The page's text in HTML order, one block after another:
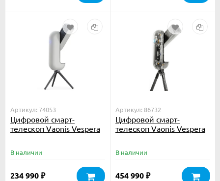
Артикул: 74053
Цифровой смарт-
телескоп Vaonis Vespera
В наличии
234 990 ₽
Артикул: 86732
Цифровой смарт-
телескоп Vaonis Vespera
II X-edition (со штативом)
В наличии
454 990 ₽